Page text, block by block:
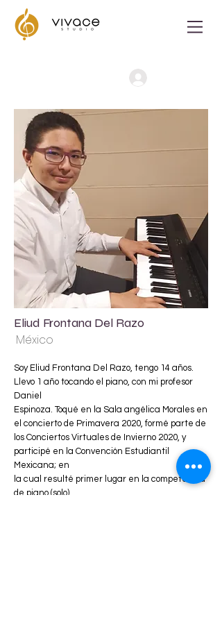
Eliud Frontana Del Razo
México
Soy Eliud Frontana Del Razo, tengo 14 años.
Llevo 1 año tocando el piano, con mi profesor
Daniel
Espinoza. Toqué en la Sala angélica Morales en
el concierto de Primavera 2020, formé parte de
los Conciertos Virtuales de Invierno 2020, y
participé en la Convención Estudiantil
Mexicana; en
la cual resulté primer lugar en la competencia
de piano (solo).